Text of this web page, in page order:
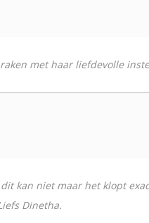
met haar liefdevolle
kan niet maar het klopt
Dinetha.